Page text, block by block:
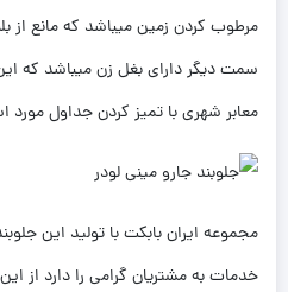
مرطوب کردن زمین میباشد که مانع از
سمت دیگر دارای بغل زن میباشد که
معابر شهری با تمیز کردن جداول مورد
مجموعه ایران بابکت با تولید این
خدمات به مشتریان گرامی را دارد از